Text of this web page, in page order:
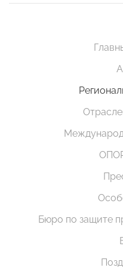
Бюро по защите